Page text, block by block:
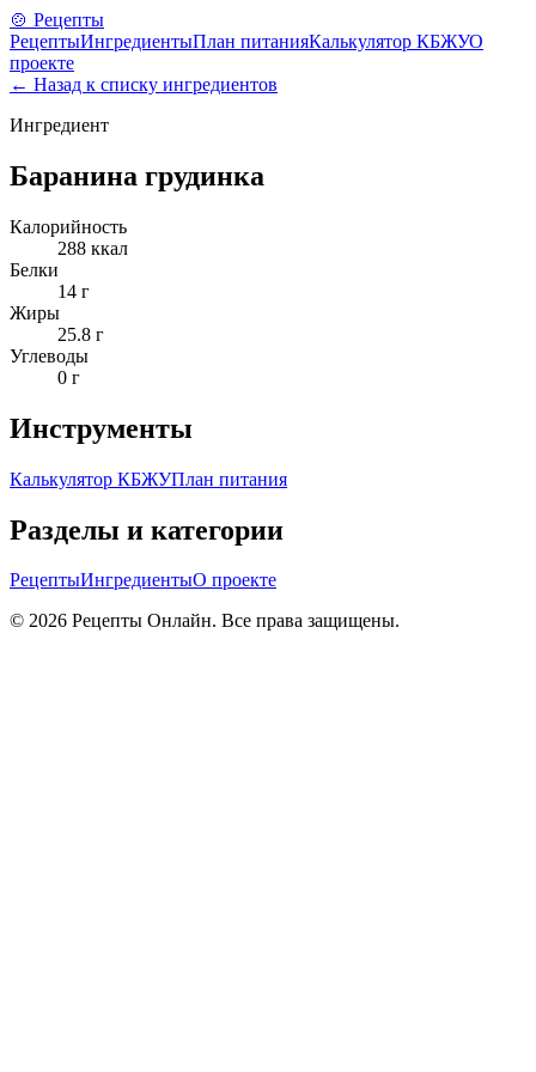
🍲 Рецепты
РецептыИнгредиентыПлан питанияКалькулятор КБЖУО
проекте
← Назад к списку ингредиентов
Ингредиент
Баранина грудинка
Калорийность
288 ккал
Белки
14 г
Жиры
25.8 г
Углеводы
0 г
Инструменты
Калькулятор КБЖУПлан питания
Разделы и категории
РецептыИнгредиентыО проекте
© 2026 Рецепты Онлайн. Все права защищены.